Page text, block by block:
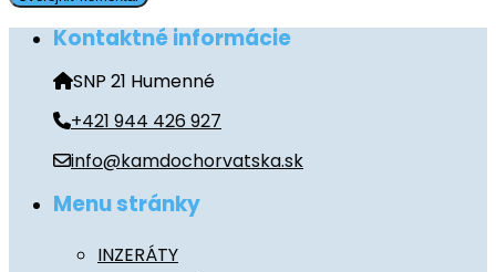
Kontaktné informácie
SNP 21 Humenné
+421 944 426 927
info@kamdochorvatska.sk
Menu stránky
INZERÁTY